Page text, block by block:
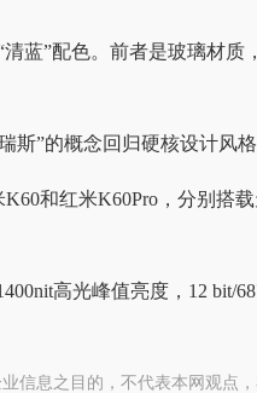
蓝”配色。前者是玻璃材质
斯”的概念回归硬核设计风格
和红米K60Pro，分别搭
高光峰值亮度，12 bit/
信息之目的，不代表本网观点